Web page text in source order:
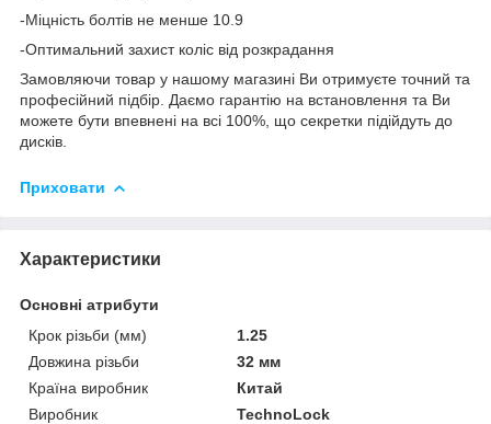
-Міцність болтів не менше 10.9
-Оптимальний захист коліс від розкрадання
Замовляючи товар у нашому магазині Ви отримуєте точний та
професійний підбір. Даємо гарантію на встановлення та Ви
можете бути впевнені на всі 100%, що секретки підійдуть до
дисків.
Приховати
Характеристики
Основні атрибути
Крок різьби (мм)
1.25
Довжина різьби
32 мм
Країна виробник
Китай
Виробник
TechnoLock